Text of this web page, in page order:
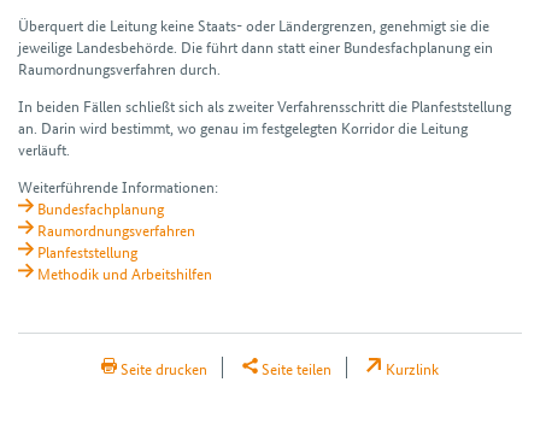
Überquert die Leitung keine Staats- oder Ländergrenzen, genehmigt sie die
jeweilige Landesbehörde. Die führt dann statt einer Bundesfachplanung ein
Raumordnungsverfahren durch.
In beiden Fällen schließt sich als zweiter Verfahrensschritt die Planfeststellung
an. Darin wird bestimmt, wo genau im festgelegten Korridor die Leitung
verläuft.
Weiterführende Informationen:
Bundesfachplanung
Raumordnungsverfahren
Planfeststellung
Methodik und Arbeitshilfen
Seite drucken Seite teilen Kurzlink